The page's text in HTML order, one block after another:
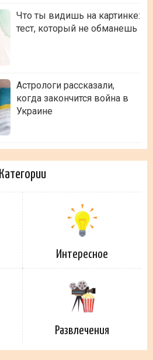
Что ты видишь на картинке:
тест, который не обманешь
Астрологи рассказали,
когда закончится война в
Украине
Категории
Интересное
Развлечения